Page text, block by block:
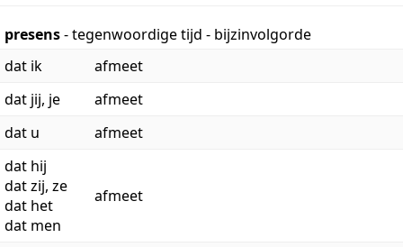
presens- tegenwoordige tijd - bijzinvolgorde
dat ik
afmeet
dat jij, je
afmeet
dat u
afmeet
dat hij
dat zij, ze
dat het
dat men
afmeet